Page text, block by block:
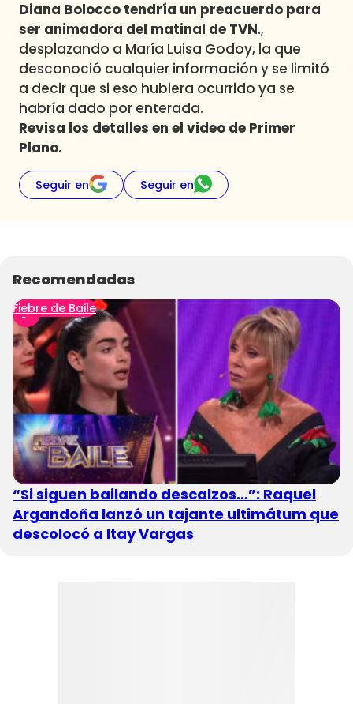
Diana Bolocco tendría un preacuerdo para
ser animadora del matinal de TVN.,
desplazando a María Luisa Godoy, la que
desconoció cualquier información y se limitó
a decir que si eso hubiera ocurrido ya se
habría dado por enterada.
Revisa los detalles en el video de Primer
Plano.
Seguir en Seguir en
Recomendadas
Fiebre de Baile
“Si siguen bailando descalzos…”: Raquel
Argandoña lanzó un tajante ultimátum que
descolocó a Itay Vargas